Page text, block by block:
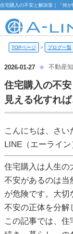
TOPページ > ブログ一覧
2026-01-27 不動産
住宅購入の不
見える化すれ
こんにちは、さい
LINE（エーライン
住宅購入は人生の
不安があるのは当
が危険です。大切
不安の正体を分解
この記事では、